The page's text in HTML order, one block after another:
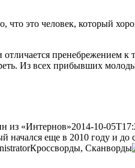
это человек, который
пренебрежением
Из всех прибывших
из «Интернов»2014-10-
начался еще в 2010 году и
Кроссворды, Сканворды